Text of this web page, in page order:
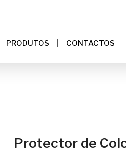
PRODUTOS CONTACTOS
Protector de